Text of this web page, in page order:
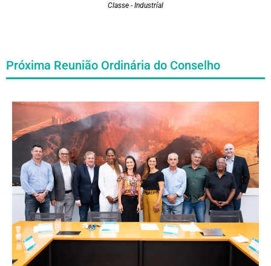
Classe - Industríal
Próxima Reunião Ordinária do Conselho